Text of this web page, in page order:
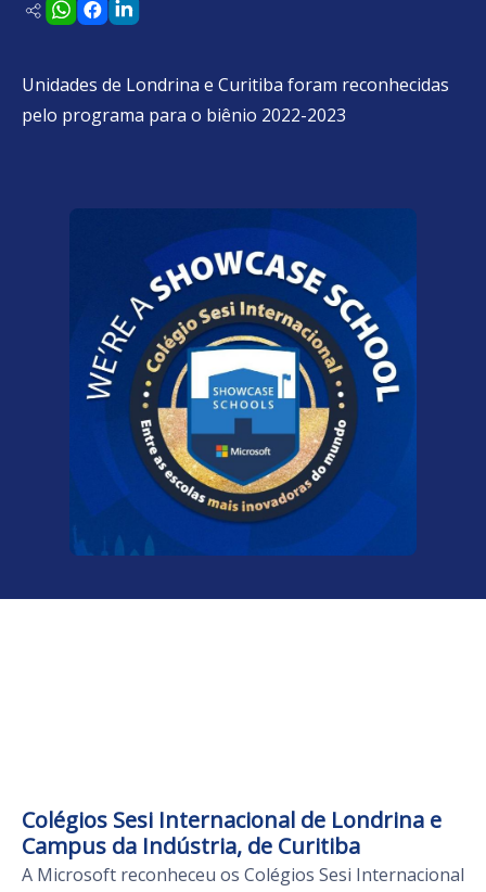
Unidades de Londrina e Curitiba foram reconhecidas
pelo programa para o biênio 2022-2023
Colégios Sesi Internacional de Londrina e
Campus da Indústria, de Curitiba
A Microsoft reconheceu os Colégios Sesi Internacional